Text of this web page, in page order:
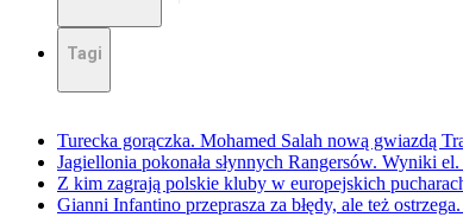
Tagi
Turecka gorączka. Mohamed Salah nową gwiazdą
Jagiellonia pokonała słynnych Rangersów. Wyniki
Z kim zagrają polskie kluby w europejskich
Gianni Infantino przeprasza za błędy, ale też